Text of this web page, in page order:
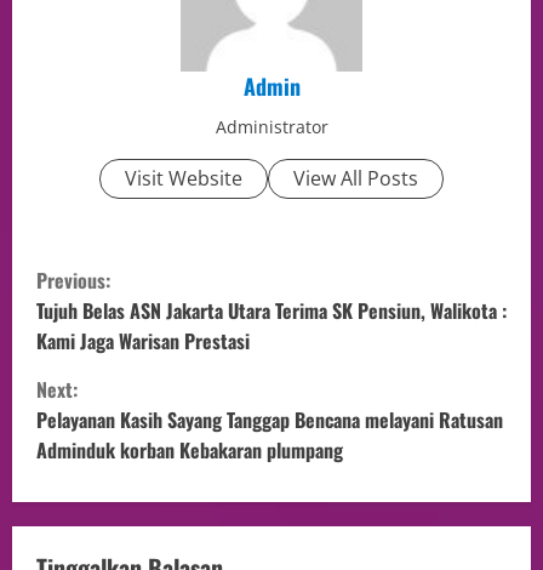
Admin
Administrator
Visit Website View All Posts
Previous:
Tujuh Belas ASN Jakarta Utara Terima SK Pensiun, Walikota :
Kami Jaga Warisan Prestasi
Next:
Pelayanan Kasih Sayang Tanggap Bencana melayani Ratusan
Adminduk korban Kebakaran plumpang